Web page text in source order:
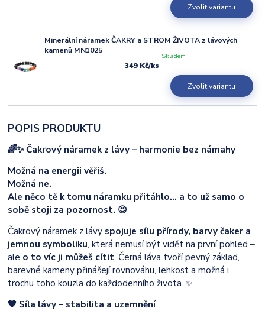
Zvolit variantu
Minerální náramek ČAKRY a STROM ŽIVOTA z lávových
kamenů MN1025
349 Kč/ks
Skladem
Zvolit variantu
POPIS PRODUKTU
🌈✨ Čakrový náramek z lávy – harmonie bez námahy
Možná na energii věříš.
Možná ne.
Ale něco tě k tomu náramku přitáhlo… a to už samo o
sobě stojí za pozornost. 😉
Čakrový náramek z lávy spojuje sílu přírody, barvy čaker a
jemnou symboliku, která nemusí být vidět na první pohled –
ale o to víc ji můžeš cítit. Černá láva tvoří pevný základ,
barevné kameny přinášejí rovnováhu, lehkost a možná i
trochu toho kouzla do každodenního života. ✨
🖤 Síla lávy – stabilita a uzemnění